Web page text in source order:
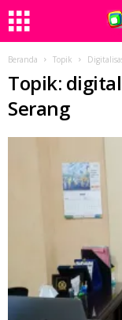
Beranda Topik
Topik:
Serang